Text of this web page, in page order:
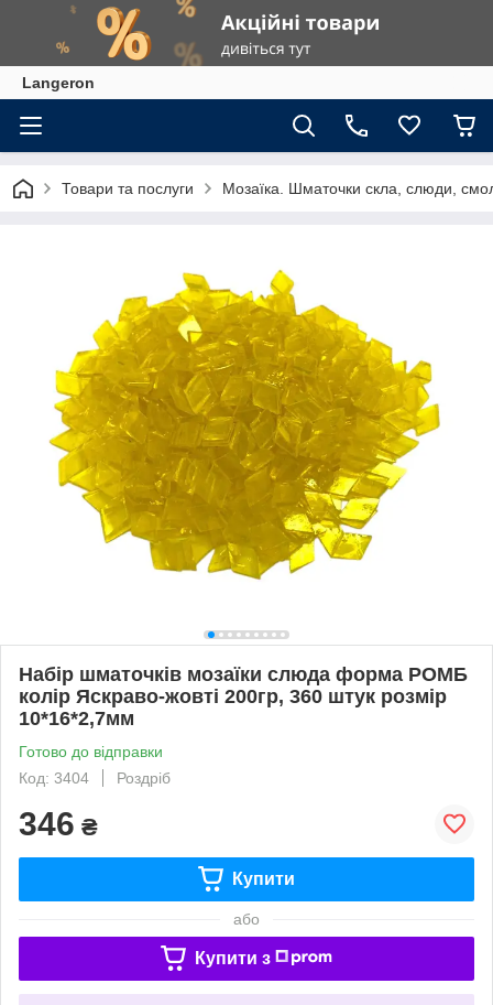
Langeron
Товари та послуги Мозаїка. Шматочки скла, слюди,
Набір шматочків мозаїки слюда форма РОМБ
колір Яскраво-жовті 200гр, 360 штук розмір
10*16*2,7мм
Готово до відправки
Код: 3404
Роздріб
346 ₴
Купити
або
Купити з